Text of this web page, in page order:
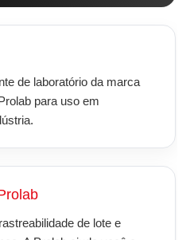
de laboratório da marca
para uso em
de lote e